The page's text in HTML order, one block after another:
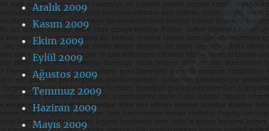
Aralık 2009
Kasım 2009
Ekim 2009
Eylül 2009
Ağustos 2009
Temmuz 2009
Haziran 2009
Mayıs 2009